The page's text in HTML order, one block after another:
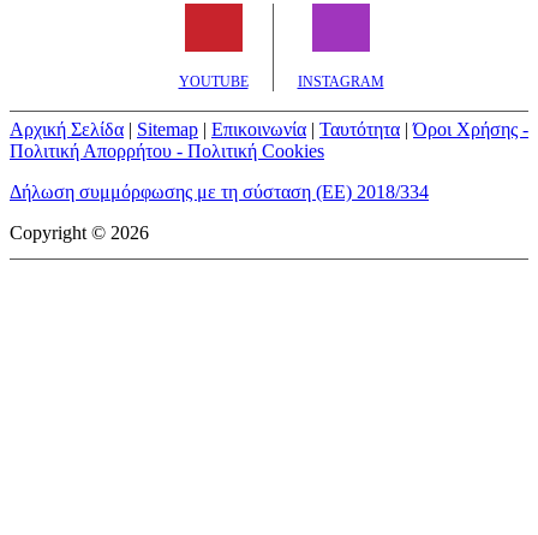
YOUTUBE INSTAGRAM
Αρχική Σελίδα | Sitemap | Επικοινωνία | Ταυτότητα |Όροι Χρήσης -
Πολιτική Απορρήτου - Πολιτική Cookies
Δήλωση συμμόρφωσης με τη σύσταση (ΕΕ) 2018/334
Copyright © 2026